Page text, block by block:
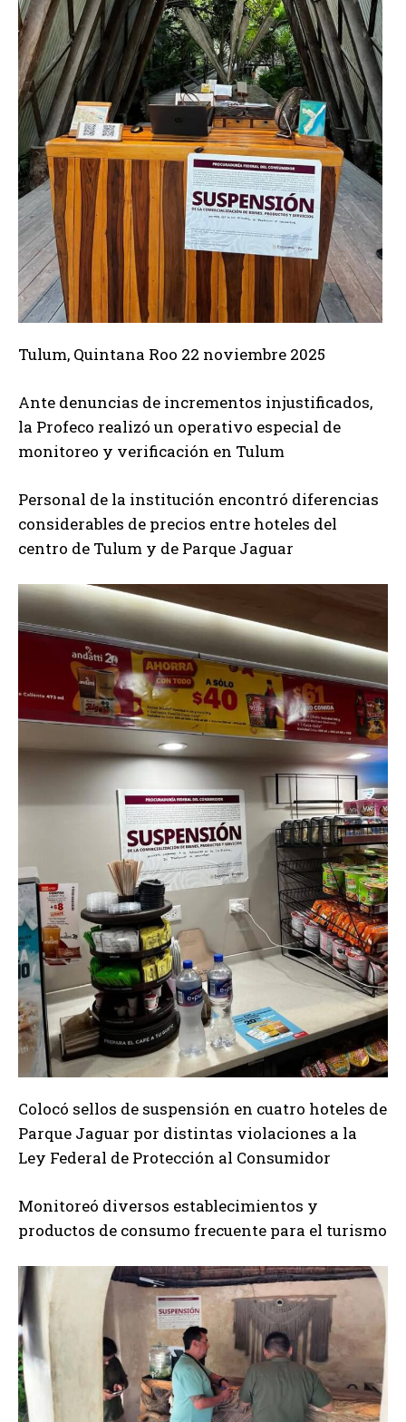
Tulum, Quintana Roo 22 noviembre 2025
Ante denuncias de incrementos injustificados,
la Profeco realizó un operativo especial de
monitoreo y verificación en Tulum
Personal de la institución encontró diferencias
considerables de precios entre hoteles del
centro de Tulum y de Parque Jaguar
Colocó sellos de suspensión en cuatro hoteles de
Parque Jaguar por distintas violaciones a la
Ley Federal de Protección al Consumidor
Monitoreó diversos establecimientos y
productos de consumo frecuente para el turismo